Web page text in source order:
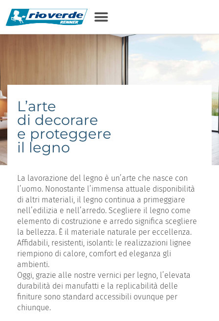
contenuto
L’arte
di decorare
e proteggere
il legno
La lavorazione del legno è un’arte che nasce con
l’uomo. Nonostante l’immensa attuale disponibilità
di altri materiali, il legno continua a primeggiare
nell’edilizia e nell’arredo. Scegliere il legno come
elemento di costruzione e arredo significa scegliere
la bellezza. È il materiale naturale per eccellenza.
Affidabili, resistenti, isolanti: le realizzazioni lignee
riempiono di calore, comfort ed eleganza gli
ambienti.
Oggi, grazie alle nostre vernici per legno, l’elevata
durabilità dei manufatti e la replicabilità delle
finiture sono standard accessibili ovunque per
chiunque.